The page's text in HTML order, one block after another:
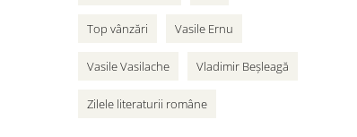
Top vânzări Vasile Ernu
Vasile Vasilache Vladimir Beșleagă
Zilele literaturii române